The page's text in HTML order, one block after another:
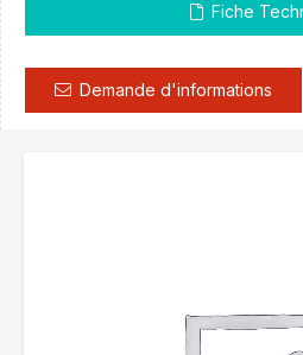
Fiche
Demande d'informations